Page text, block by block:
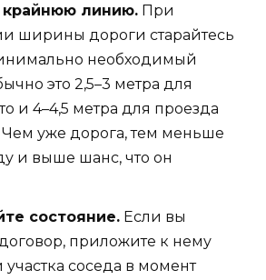
линию. При
ширины дороги старайтесь
необходимый
это 2,5–3 метра для
и 4–4,5 метра для проезда
Чем уже дорога, тем меньше
и выше шанс, что он
состояние. Если вы
приложите к нему
соседа в момент